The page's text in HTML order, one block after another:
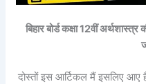
बिहार बोर्ड कक्षा 12वीं अर्थशास्त्र
दोस्तों इस आर्टिकल मैं इसलिए